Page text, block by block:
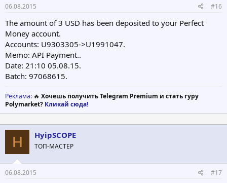
06.08.2015 #16
The amount of 3 USD has been deposited to your Perfect
Money account.
Accounts: U9303305->U1991047.
Memo: API Payment..
Date: 21:10 05.08.15.
Batch: 97068615.
Реклама: 🔥 Хочешь получить Telegram Premium и стать гуру
Polymarket? Кликай сюда!
H HyipSCOPE
ТОП-МАСТЕР
06.08.2015 #17